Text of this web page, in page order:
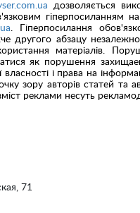
71
дозволяється
гіперпосиланням на
. Гіперпосилання
другого абзацу
матеріалів.
як порушення
власності і права на
зору авторів статей та
реклами несуть